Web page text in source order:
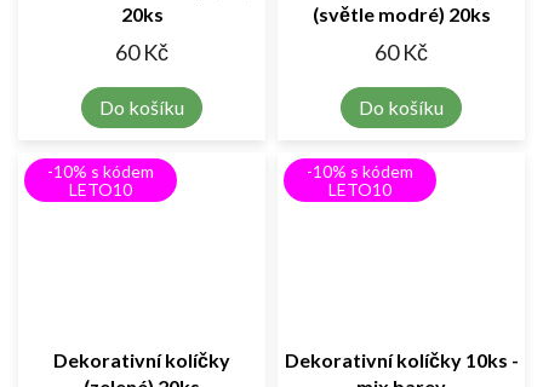
20ks
60 Kč
Do košíku
(světle modré) 20ks
60 Kč
Do košíku
-10% s kódem
LETO10
Dekorativní kolíčky
-10% s kódem
LETO10
Dekorativní kolíčky 10ks -